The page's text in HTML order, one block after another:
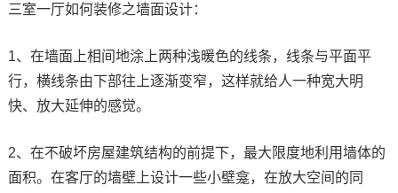
三室一厅如何装修之墙面设计：
1、在墙面上相间地涂上两种浅暖色的线条，线条与平面平
行，横线条由下部往上逐渐变窄，这样就给人一种宽大明
快、放大延伸的感觉。
2、在不破坏房屋建筑结构的前提下，最大限度地利用墙体的
面积。在客厅的墙壁上设计一些小壁龛，在放大空间的同